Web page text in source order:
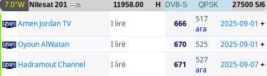
7.0°W Nilesat 201 25 11958.00 H DVB-S QPSK 27500 5/6
Amen Jordan TV I lirë 666
517
ara
2025-09-01 +
Oyoun AlWatan I lirë 670 525 2025-09-01 +
Hadramout Channel
I lirë 671
527
ara
2025-09-07+